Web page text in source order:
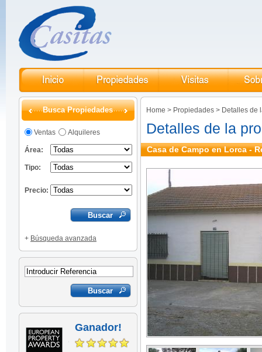
Busca Propiedades
Ventas Alquileres
Área:
Tipo:
Precio:
+ Búsqueda avanzada
Ganador!
Home > Propiedades > Detalles de
Detalles de la
Casa de Campo en Lorca -